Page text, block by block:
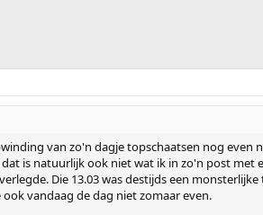
van zo'n dagje topschaatsen nog
is natuurlijk ook niet wat ik in zo'n post
Die 13.03 was destijds een
vandaag de dag niet zomaar even.